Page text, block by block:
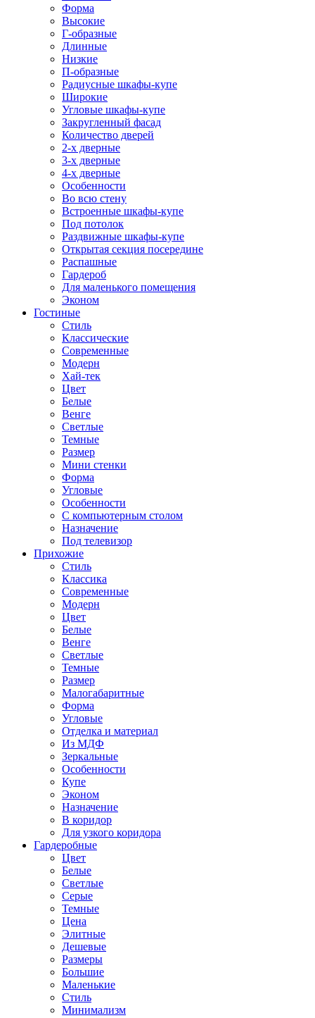
Форма
Высокие
Г-образные
Длинные
Низкие
П-образные
Радиусные шкафы-купе
Широкие
Угловые шкафы-купе
Закругленный фасад
Количество дверей
2-х дверные
3-х дверные
4-х дверные
Особенности
Во всю стену
Встроенные шкафы-купе
Под потолок
Раздвижные шкафы-купе
Открытая секция посередине
Распашные
Гардероб
Для маленького помещения
Эконом
Гостиные
Стиль
Классические
Современные
Модерн
Хай-тек
Цвет
Белые
Венге
Светлые
Темные
Размер
Мини стенки
Форма
Угловые
Особенности
С компьютерным столом
Назначение
Под телевизор
Прихожие
Стиль
Классика
Современные
Модерн
Цвет
Белые
Венге
Светлые
Темные
Размер
Малогабаритные
Форма
Угловые
Отделка и материал
Из МДФ
Зеркальные
Особенности
Купе
Эконом
Назначение
В коридор
Для узкого коридора
Гардеробные
Цвет
Белые
Светлые
Серые
Темные
Цена
Элитные
Дешевые
Размеры
Большие
Маленькие
Стиль
Минимализм